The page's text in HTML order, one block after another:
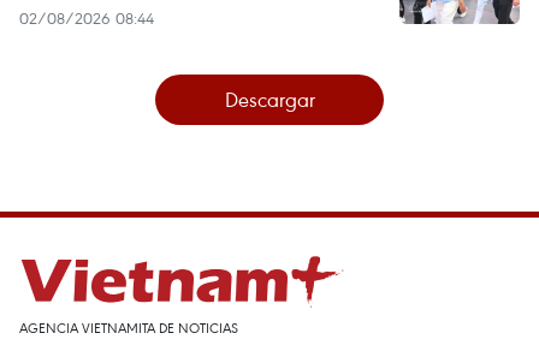
02/08/2026 08:44
Descargar
AGENCIA VIETNAMITA DE NOTICIAS